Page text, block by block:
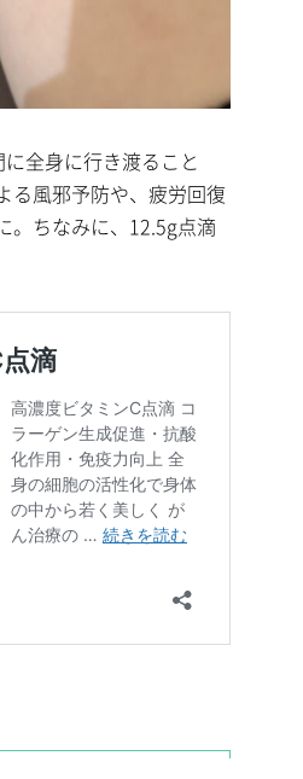
全身に行き渡ること
る風邪予防や、疲労回復
。ちなみに、12.5g点滴